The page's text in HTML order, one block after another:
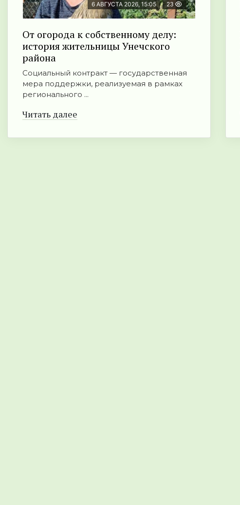
6 АВГУСТА 2026, 15:05 23
От огорода к собственному делу:
история жительницы Унечского
района
Социальный контракт — государственная
мера поддержки, реализуемая в рамках
регионального ...
Читать далее